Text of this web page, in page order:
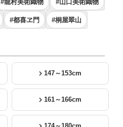
#龍村美術織物 #山口美術織物
#都喜ヱ門 #桐屋翠山
147～153cm
161～166cm